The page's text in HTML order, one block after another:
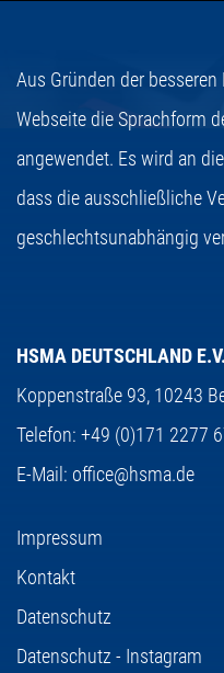
Aus Gründen der
Webseite die Sprachform
angewendet. Es wird an
dass die ausschließliche
geschlechtsunabhängig
HSMA DEUTSCHLAND E.V.
Koppenstraße 93, 10243
Telefon: +49 (0)171 2277
E-Mail: office@hsma.de
Impressum
Kontakt
Datenschutz
Datenschutz - Instagram